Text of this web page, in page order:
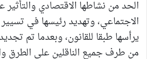
الحد من نشاطها الاقتصادي والتأثير
الاجتماعي، وتهديد رئيسها في تسيير
يرأسها طبقا للقانون، وبعدما تم
من طرف جميع الناقلين على الطرق